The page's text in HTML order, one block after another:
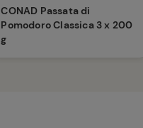
CONAD Passata di
Pomodoro Classica 3 x 200
g